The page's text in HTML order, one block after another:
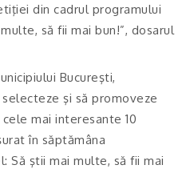
din cadrul programului
să fii mai bun!”, dosarul
Bucureşti,
şi să promoveze
mai interesante 10
în săptămâna
Să ştii mai multe, să fii mai